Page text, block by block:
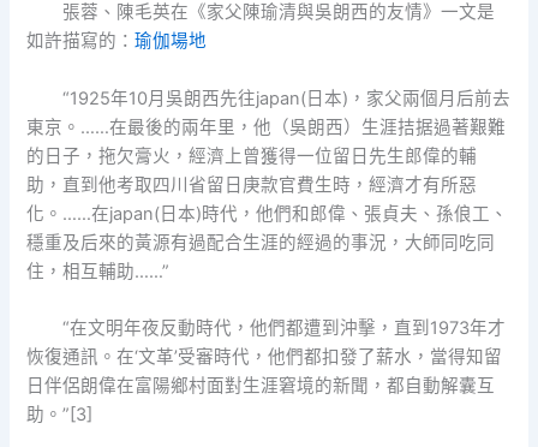
張蓉、陳毛英在《家父陳瑜清與吳朗西的友情》一文是
如許描寫的：瑜伽場地
“1925年10月吳朗西先往japan(日本)，家父兩個月后前去
東京。……在最後的兩年里，他（吳朗西）生涯拮据過著艱難
的日子，拖欠膏火，經濟上曾獲得一位留日先生郎偉的輔
助，直到他考取四川省留日庚款官費生時，經濟才有所惡
化。……在japan(日本)時代，他們和郎偉、張貞夫、孫俍工、
穩重及后來的黃源有過配合生涯的經過的事況，大師同吃同
住，相互輔助……”
“在文明年夜反動時代，他們都遭到沖擊，直到1973年才
恢復通訊。在‘文革’受審時代，他們都扣發了薪水，當得知留
日伴侶朗偉在富陽鄉村面對生涯窘境的新聞，都自動解囊互
助。”[3]